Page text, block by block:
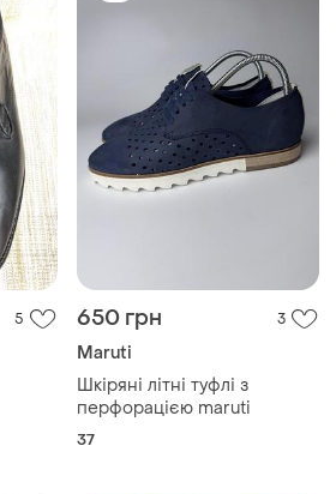
5 650 грн 3
Maruti
Шкіряні літні туфлі з
перфорацією maruti
37